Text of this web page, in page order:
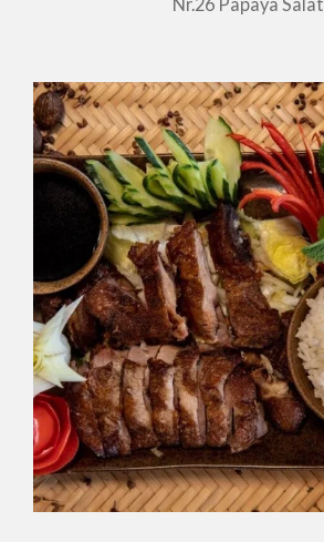
Nr.26 Papaya Salat